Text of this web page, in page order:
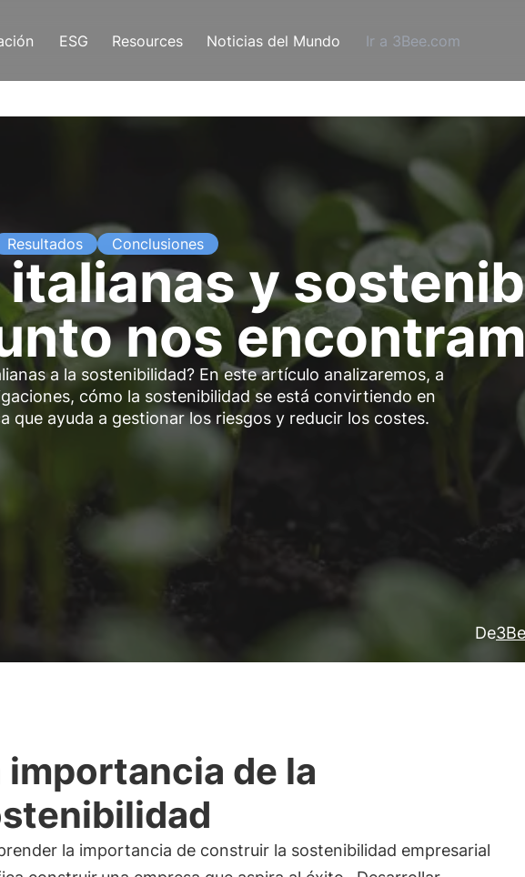
ESG Resources Noticias del Mundo Ir a 3Bee.com
Resultados Conclusiones
italianas y
nos
a la sostenibilidad? En este artículo analizaremos, a
cómo la sostenibilidad se está convirtiendo en
que ayuda a gestionar los riesgos y reducir los costes.
De
importancia de la
la importancia de construir la sostenibilidad empresarial